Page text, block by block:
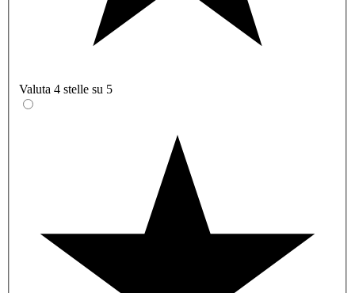
Valuta 4 stelle su 5